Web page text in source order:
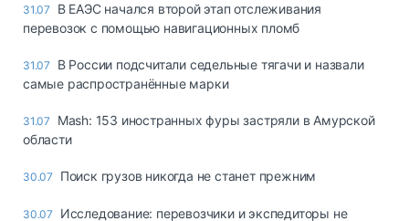
31.07
В ЕАЭС начался второй этап отслеживания
перевозок с помощью навигационных пломб
31.07
В России подсчитали седельные тягачи и назвали
самые распространённые марки
31.07
Mash: 153 иностранных фуры застряли в Амурской
области
30.07 Поиск грузов никогда не станет прежним
30.07 Исследование: перевозчики и экспедиторы не